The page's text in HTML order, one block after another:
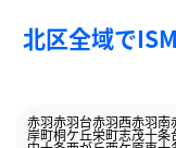
北区全域で
赤羽赤羽台赤羽西赤羽南
岸町桐ケ丘栄町志茂十条